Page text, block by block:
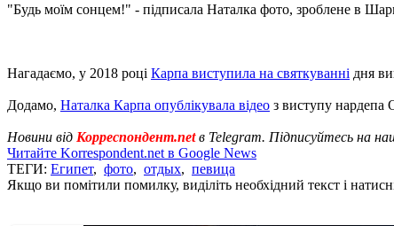
"Будь моїм сонцем!" - підписала Наталка фото, зроблене в
Нагадаємо, у 2018 році Карпа виступила на святкуванні дня
Додамо, Наталка Карпа опублікувала відео з виступу нардепа
Новини від Корреспондент.netв Telegram. Підписуйтесь на
Читайте Korrespondent.net в Google News
ТЕГИ: Египет, фото, отдых, певица
Якщо ви помітили помилку, виділіть необхідний текст і